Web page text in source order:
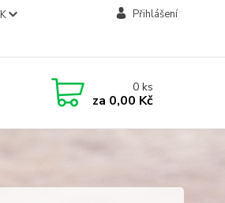
Přihlášení
0ks
za 0,00 Kč